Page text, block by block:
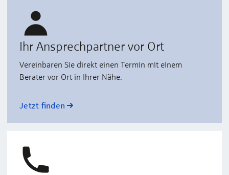
Ihr Ansprechpartner vor Ort
Vereinbaren Sie direkt einen Termin mit einem
Berater vor Ort in Ihrer Nähe.
Jetzt finden